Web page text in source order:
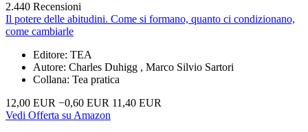
2.440 Recensioni
Il potere delle abitudini. Come si formano, quanto ci condizionano,
come cambiarle
Editore: TEA
Autore: Charles Duhigg , Marco Silvio Sartori
Collana: Tea pratica
12,00 EUR −0,60 EUR 11,40 EUR
Vedi Offerta su Amazon